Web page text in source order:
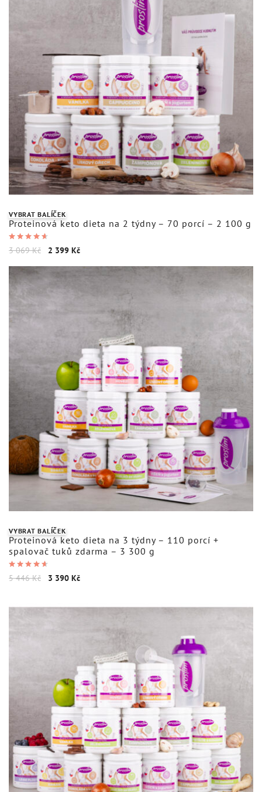
VYBRAT BALÍČEK
Proteinová keto dieta na 2 týdny – 70 porcí – 2 100 g
Hodnocení
z 5
3 069Kč 2 399 Kč
VYBRAT BALÍČEK
Proteinová keto dieta na 3 týdny – 110 porcí +
spalovač tuků zdarma – 3 300 g
Hodnocení
5 446Kč 3 390 Kč